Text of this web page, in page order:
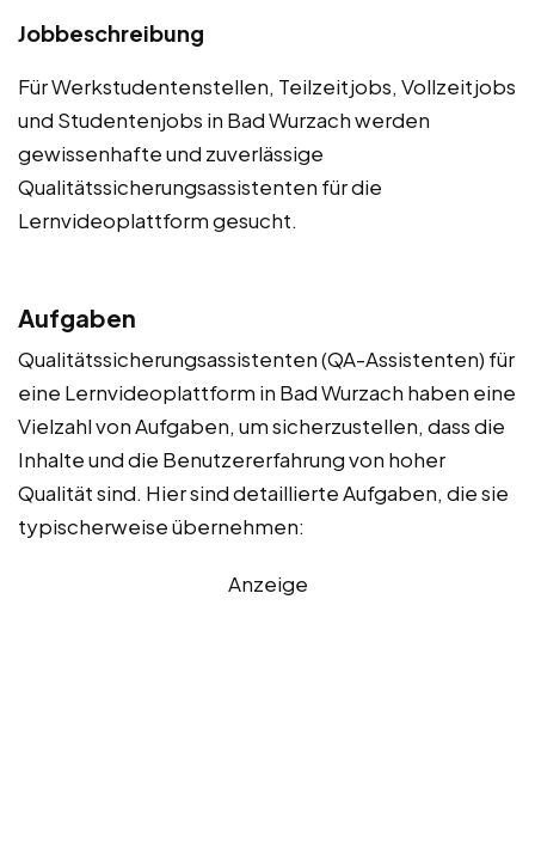
Jobbeschreibung
Für Werkstudentenstellen, Teilzeitjobs, Vollzeitjobs
und Studentenjobs in Bad Wurzach werden
gewissenhafte und zuverlässige
Qualitätssicherungsassistenten für die
Lernvideoplattform gesucht.
Aufgaben
Qualitätssicherungsassistenten (QA-Assistenten) für
eine Lernvideoplattform in Bad Wurzach haben eine
Vielzahl von Aufgaben, um sicherzustellen, dass die
Inhalte und die Benutzererfahrung von hoher
Qualität sind. Hier sind detaillierte Aufgaben, die sie
typischerweise übernehmen:
Anzeige